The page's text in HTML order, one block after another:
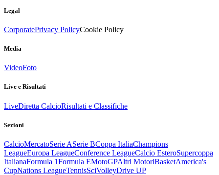
Legal
CorporatePrivacy PolicyCookie Policy
Media
VideoFoto
Live e Risultati
LiveDiretta CalcioRisultati e Classifiche
Sezioni
CalcioMercatoSerie ASerie BCoppa ItaliaChampions
LeagueEuropa LeagueConference LeagueCalcio EsteroSupercoppa
ItalianaFormula 1Formula EMotoGPAltri MotoriBasketAmerica's
CupNations LeagueTennisSciVolleyDrive UP